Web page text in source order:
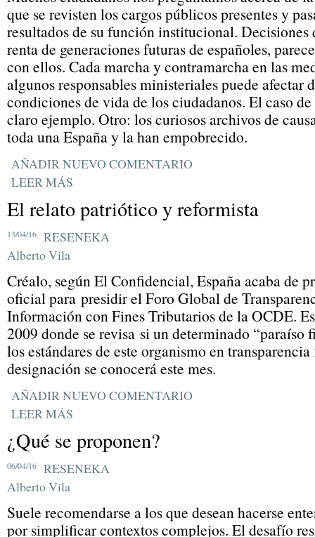
que se revisten los cargos públicos presentes y
resultados de su función institucional. Decisiones
renta de generaciones futuras de españoles,
con ellos. Cada marcha y contramarcha en las
algunos responsables ministeriales puede afectar
condiciones de vida de los ciudadanos. El caso
claro ejemplo. Otro: los curiosos archivos de
toda una España y la han empobrecido.
AÑADIR NUEVO COMENTARIO
LEER MÁS
El relato patriótico y reformista
13/04/16
RESENEKA
Alberto Vila
Créalo, según El Confidencial, España acaba de
oficial para presidir el Foro Global de
Información con Fines Tributarios de la OCDE.
2009 donde se revisa si un determinado “paraíso
los estándares de este organismo en
designación se conocerá este mes.
AÑADIR NUEVO COMENTARIO
LEER MÁS
¿Qué se proponen?
06/04/16
RESENEKA
Alberto Vila
Suele recomendarse a los que desean hacerse
por simplificar contextos complejos. El desafío